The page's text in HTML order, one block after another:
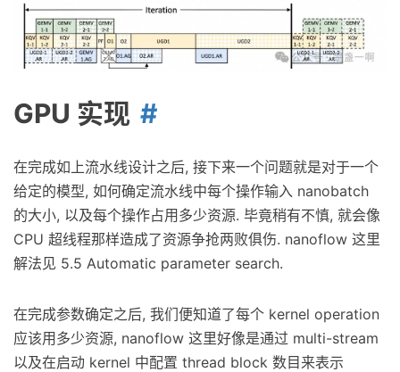
GPU 实现
在完成如上流水线设计之后, 接下来一个问题就是对于一个
给定的模型, 如何确定流水线中每个操作输入 nanobatch
的大小, 以及每个操作占用多少资源. 毕竟稍有不慎, 就会像
CPU 超线程那样造成了资源争抢两败俱伤. nanoflow 这里
解法见 5.5 Automatic parameter search.
在完成参数确定之后, 我们便知道了每个 kernel operation
应该用多少资源, nanoflow 这里好像是通过 multi-stream
以及在启动 kernel 中配置 thread block 数目来表示